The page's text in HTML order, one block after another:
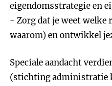
eigendomsstrategie en
- Zorg dat je weet welke
waarom) en ontwikkel
Speciale aandacht
(stichting administratie